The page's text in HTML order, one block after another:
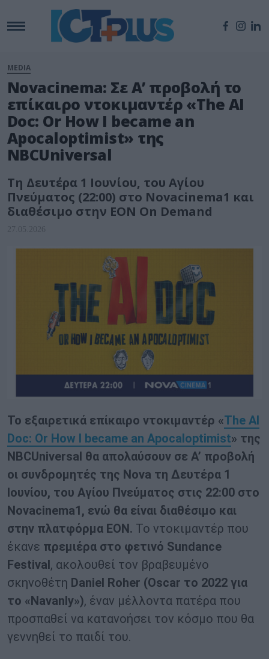
MEDIA
Novacinema: Σε Α’ προβολή το
επίκαιρο ντοκιμαντέρ «The AI
Doc: Or How I became an
Apocaloptimist» της
NBCUniversal
Tη Δευτέρα 1 Ιουνίου, του Αγίου
Πνεύματος (22:00) στο Novacinema1 και
διαθέσιμο στην ΕΟΝ On Demand
27.05.2026
Το εξαιρετικά επίκαιρο ντοκιμαντέρ «The AI
Doc: Or How became an Apocaloptimist» της
NBCUniversal θα απολαύσουν σε Α’ προβολή
οι συνδρομητές της Nova τη Δευτέρα 1
Ιουνίου, του Αγίου Πνεύματος στις 22:00 στο
Novacinema1, ενώ θα είναι διαθέσιμο και
στην πλατφόρμα ΕΟΝ. To ντοκιμαντέρ που
έκανε πρεμιέρα στο φετινό Sundance
Festival , ακολουθεί τον βραβευμένο
σκηνοθέτη Daniel Roher (Oscar το 2022 για
το « Navanly»), έναν μέλλοντα πατέρα που
προσπαθεί να κατανοήσει τον κόσμο που θα
γεννηθεί το παιδί του.